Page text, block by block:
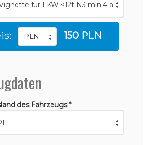
150 PLN
des Fahrzeugs *